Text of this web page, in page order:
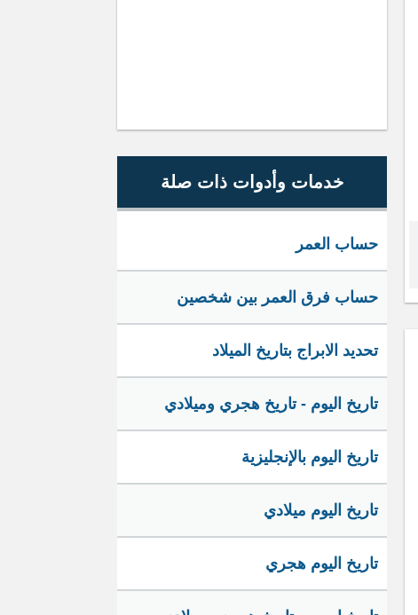
خدمات وأدوات ذات صلة
حساب العمر
حساب فرق العمر بين شخصين
تحديد الابراج بتاريخ الميلاد
تاريخ اليوم - تاريخ هجري وميلادي
تاريخ اليوم بالإنجليزية
تاريخ اليوم ميلادي
تاريخ اليوم هجري